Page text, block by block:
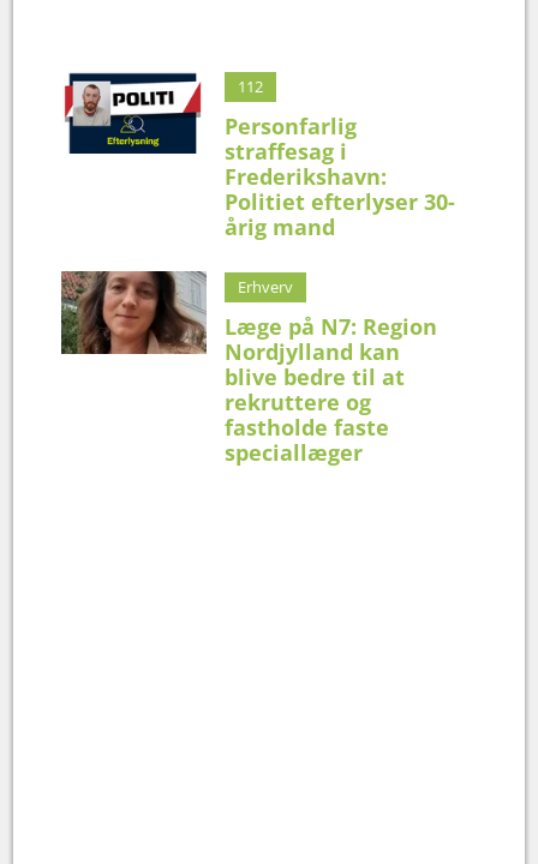
112
Personfarlig
straffesag i
Frederikshavn:
Politiet efterlyser 30-
årig mand
Erhverv
Læge på N7: Region
Nordjylland kan
blive bedre til at
rekruttere og
fastholde faste
speciallæger